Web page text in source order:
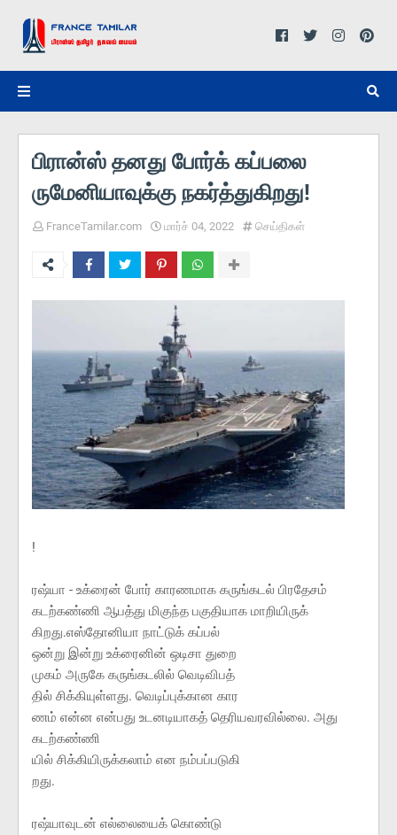
பிரான்ஸ் தனது போர்க் கப்பலை
ருமேனியாவுக்கு நகர்த்துகிறது!
FranceTamilar.com மார்ச் 04, 2022 செய்திகள்
!
ரஷ்யா - உக்ரைன் போர் காரணமாக கருங்கடல் பிரதேசம்
கடற்கண்ணி ஆபத்து மிகுந்த பகுதியாக மாறியிருக்
கிறது.எஸ்தோனியா நாட்டுக் கப்பல்
ஒன்று இன்று உக்ரைனின் ஒடிசா துறை
முகம் அருகே கருங்கடலில் வெடிவிபத்
தில் சிக்கியுள்ளது. வெடிப்புக்கான கார
ணம் என்ன என்பது உடனடியாகத் தெரியவரவில்லை. அது
கடற்கண்ணி
யில் சிக்கியிருக்கலாம் என நம்பப்படுகி
றது.
ரஷ்யாவுடன் எல்லையைக் கொண்டு